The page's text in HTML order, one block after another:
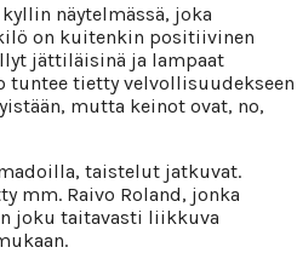
näytelmässä, joka
on kuitenkin positiivinen
jättiläisinä ja lampaat
tuntee tietty velvollisuudekseen
mutta keinot ovat, no,
taistelut jatkuvat.
mm. Raivo Roland, jonka
joku taitavasti liikkuva